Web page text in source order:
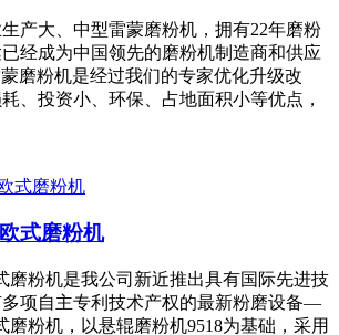
产大、中型雷蒙磨粉机，拥有22年磨粉
经成为中国领先的磨粉机制造商和供应
磨粉机是经过我们的专家优化升级改
、投资小、环保、占地面积小等优点，
式磨粉机
磨粉机是我公司新近推出具有国际先进技
项自主专利技术产权的最新粉磨设备—
磨粉机，以悬辊磨粉机9518为基础，采用